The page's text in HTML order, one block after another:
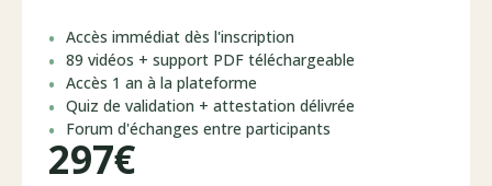
Accès immédiat dès l'inscription
89 vidéos + support PDF téléchargeable
Accès 1 an à la plateforme
Quiz de validation + attestation délivrée
Forum d'échanges entre participants
297€